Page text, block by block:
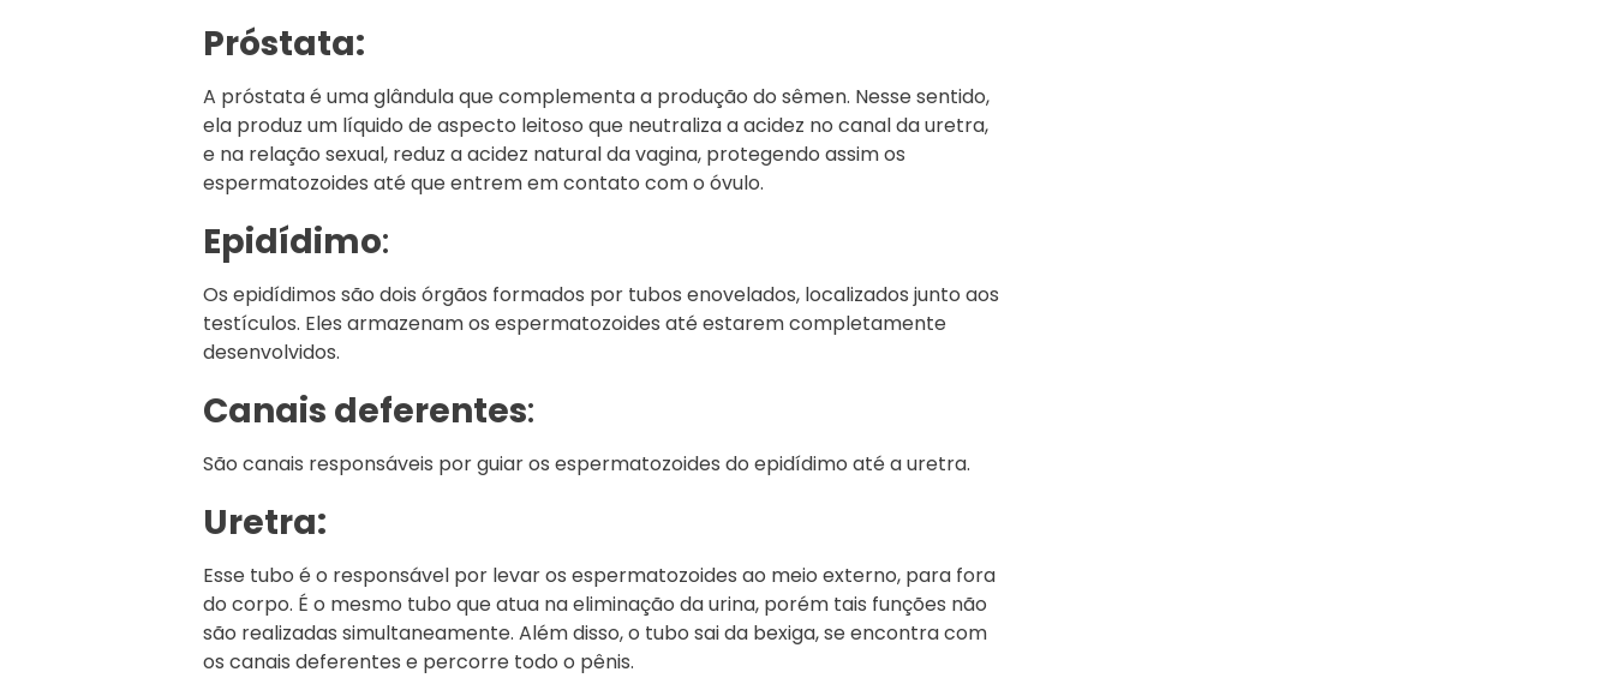
Próstata:
A próstata é uma glândula que complementa a produção do sêmen. Nesse sentido,
ela produz um líquido de aspecto leitoso que neutraliza a acidez no canal da uretra,
e na relação sexual, reduz a acidez natural da vagina, protegendo assim os
espermatozoides até que entrem em contato com o óvulo.
Epidídimo:
Os epidídimos são dois órgãos formados por tubos enovelados, localizados junto aos
testículos. Eles armazenam os espermatozoides até estarem completamente
desenvolvidos.
Canais deferentes:
São canais responsáveis por guiar os espermatozoides do epidídimo até a uretra.
Uretra:
Esse tubo é o responsável por levar os espermatozoides ao meio externo, para fora
do corpo. É o mesmo tubo que atua na eliminação da urina, porém tais funções não
são realizadas simultaneamente. Além disso, o tubo sai da bexiga, se encontra com
os canais deferentes e percorre todo o pênis.